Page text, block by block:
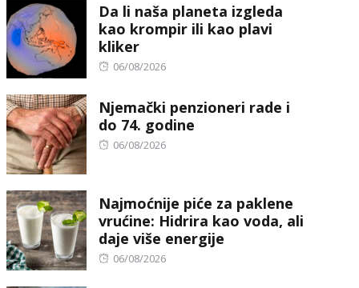
Da li naša planeta izgleda
kao krompir ili kao plavi
kliker
Posted
06/08/2026
Njemački penzioneri rade i
do 74. godine
Posted
06/08/2026
Najmoćnije piće za paklene
vrućine: Hidrira kao voda, ali
daje više energije
Posted
06/08/2026